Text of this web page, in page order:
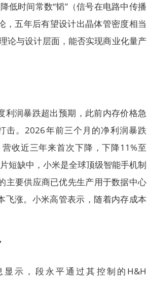
低时间常数“韬”（信号在电路中传播
，五年后有望设计出晶体管密度相当
论与设计层面，能否实现商业化量产
利润暴跌超出预期，此前内存价格急
击。2026年前三个月的净利润暴跌
收近三年来首次下降，下降11%至
短缺中，小米是全球顶级智能手机制
主要供应商已优先生产用于数据中心
飞涨。小米高管表示，随着内存成本
示，段永平通过其控制的H&H